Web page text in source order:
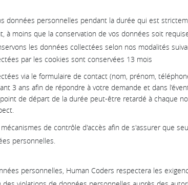
données personnelles pendant la durée qui est
à moins que la conservation de vos données soit
les données collectées selon nos modalités
par les cookies sont conservées 13 mois
via le formulaire de contact (nom, prénom,
3 ans afin de répondre à votre demande et dans
de départ de la durée peut-être retardé à chaque
de contrôle d'accès afin de s'assurer que
personnelles.
personnelles, Human Coders respectera les